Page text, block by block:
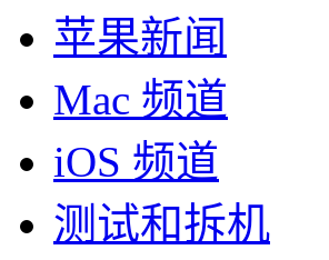
苹果新闻
Mac 频道
iOS 频道
测试和拆机